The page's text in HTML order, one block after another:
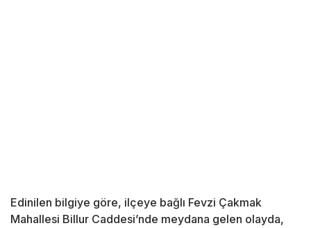
Edinilen bilgiye göre, ilçeye bağlı Fevzi Çakmak
Mahallesi Billur Caddesi’nde meydana gelen olayda,